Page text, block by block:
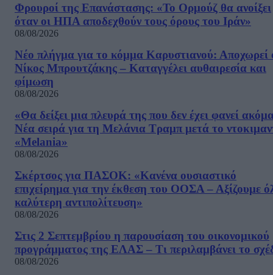
Φρουροί της Επανάστασης: «Το Ορμούζ θα ανοίξει
όταν οι ΗΠΑ αποδεχθούν τους όρους του Ιράν»
08/08/2026
Νέο πλήγμα για το κόμμα Καρυστιανού: Αποχωρεί
Νίκος Μπρουτζάκης – Καταγγέλει αυθαιρεσία και
φίμωση
08/08/2026
«Θα δείξει μια πλευρά της που δεν έχει φανεί
Νέα σειρά για τη Μελάνια Τραμπ μετά το
«Melania»
08/08/2026
Σκέρτσος για ΠΑΣΟΚ: «Κανένα ουσιαστικό
επιχείρημα για την έκθεση του ΟΟΣΑ – Αξίζουμε
καλύτερη αντιπολίτευση»
08/08/2026
Στις 2 Σεπτεμβρίου η παρουσίαση του οικονομικού
προγράμματος της ΕΛΑΣ – Τι περιλαμβάνει το
08/08/2026